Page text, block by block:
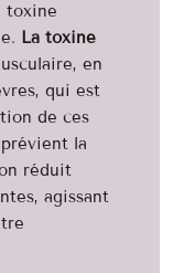
toxine
La toxine
en
qui est
de ces
la
réduit
agissant